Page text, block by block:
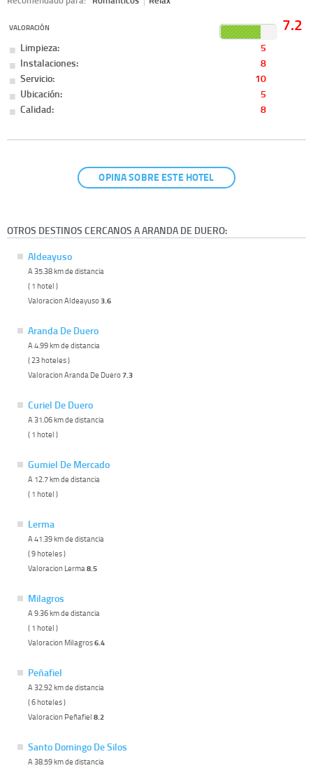
VALORACIÓN 7.2
Limpieza:
5
Instalaciones:
8
Servicio:
10
Ubicación:
5
Calidad:
8
OPINA SOBRE ESTE HOTEL
OTROS DESTINOS CERCANOS A ARANDA DE DUERO:
Aldeayuso
A 35.38 km de distancia
( 1 hotel )
Valoracion Aldeayuso3.6
Aranda De Duero
A 4.99 km de distancia
( 23 hoteles )
Valoracion Aranda De Duero7.3
Curiel De Duero
A 31.06 km de distancia
( 1 hotel )
Gumiel De Mercado
A 12.7 km de distancia
( 1 hotel )
Lerma
A 41.39 km de distancia
( 9 hoteles )
Valoracion Lerma8.5
Milagros
A 9.36 km de distancia
( 1 hotel )
Valoracion Milagros6.4
Peñafiel
A 32.92 km de distancia
( 6 hoteles )
Valoracion Peñafiel 8.2
Santo Domingo De Silos
A 38.59 km de distancia